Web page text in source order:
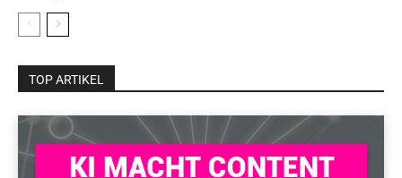
TOP ARTIKEL